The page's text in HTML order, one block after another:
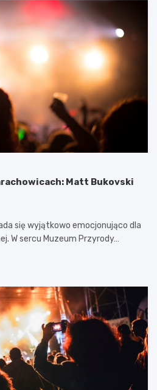
Matt Bukovski
się wyjątkowo emocjonująco dla
W sercu Muzeum Przyrody…